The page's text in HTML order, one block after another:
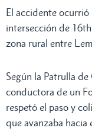
El accidente ocurrió
intersección de
zona rural entre
Según la Patrulla
conductora de un
respetó el paso y
que avanzaba